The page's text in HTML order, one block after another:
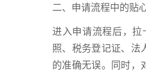
二、申请流程中的贴
进入申请流程后，
照、税务登记证、法
的准确无误。同时，